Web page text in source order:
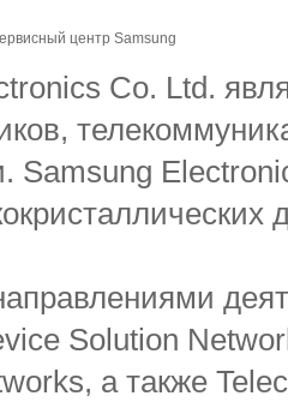
центр Samsung
Co. Ltd.
Samsung
Solution
а также